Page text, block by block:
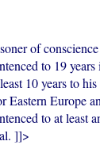
of
to 19
10 years to
Eastern Europe
to at least
]]>